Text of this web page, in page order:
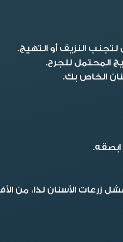
المحتمل للجرح.
الخاص بك.
الأسنان لذا، من